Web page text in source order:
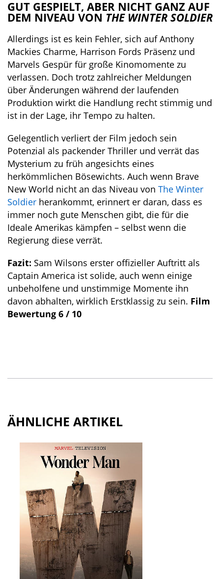
GUT GESPIELT, ABER NICHT GANZ AUF
DEM NIVEAU VON THE WINTER SOLDIER
Allerdings ist es kein Fehler, sich auf Anthony
Mackies Charme, Harrison Fords Präsenz und
Marvels Gespür für große Kinomomente zu
verlassen. Doch trotz zahlreicher Meldungen
über Änderungen während der laufenden
Produktion wirkt die Handlung recht stimmig und
ist in der Lage, ihr Tempo zu halten.
Gelegentlich verliert der Film jedoch sein
Potenzial als packender Thriller und verrät das
Mysterium zu früh angesichts eines
herkömmlichen Bösewichts. Auch wenn Brave
New World nicht an das Niveau von The Winter
Soldier herankommt, erinnert er daran, dass es
immer noch gute Menschen gibt, die für die
Ideale Amerikas kämpfen – selbst wenn die
Regierung diese verrät.
Fazit: Sam Wilsons erster offizieller Auftritt als
Captain America ist solide, auch wenn einige
unbeholfene und unstimmige Momente ihn
davon abhalten, wirklich Erstklassig zu sein. Film
Bewertung 6 / 10
ÄHNLICHE ARTIKEL